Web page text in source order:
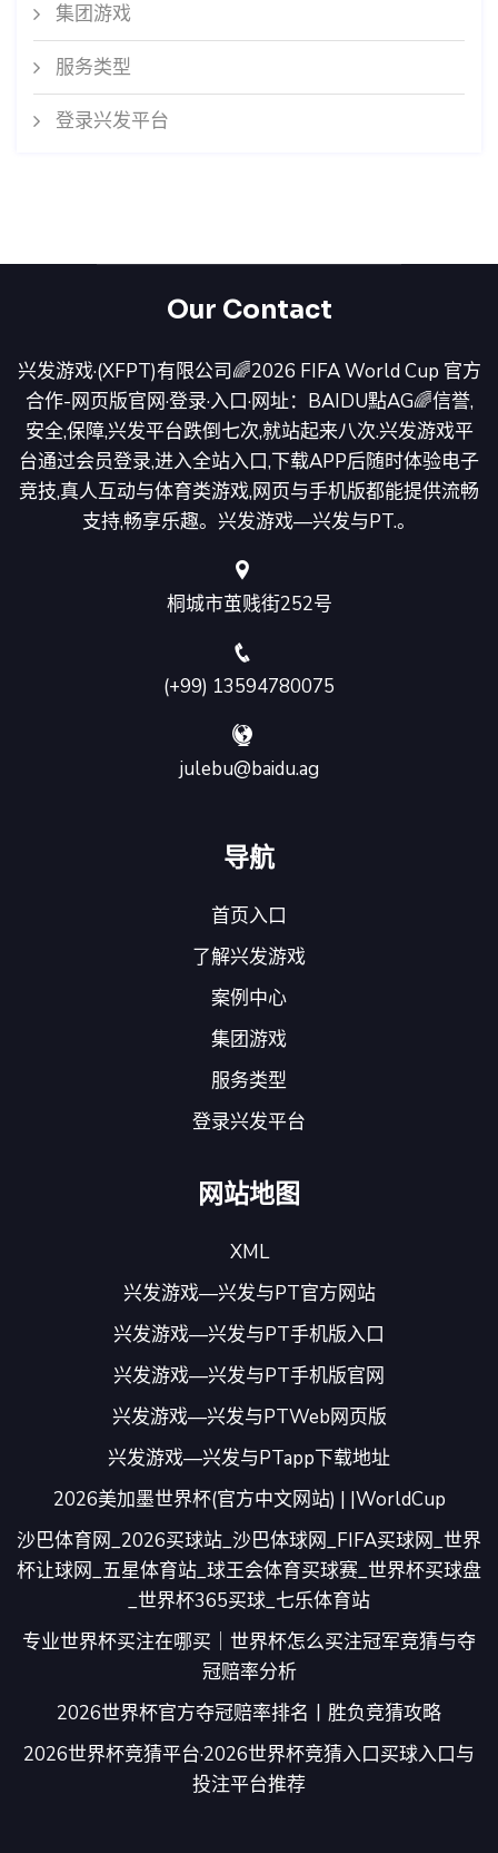
集团游戏
服务类型
登录兴发平台
Our Contact
兴发游戏·(XFPT)有限公司🌈2026 FIFA World Cup 官方
合作-网页版官网·登录·入口·网址：BAIDU點AG🌈信誉,
安全,保障,兴发平台跌倒七次,就站起来八次.兴发游戏平
台通过会员登录,进入全站入口,下载APP后随时体验电子
竞技,真人互动与体育类游戏,网页与手机版都能提供流畅
支持,畅享乐趣。兴发游戏—兴发与PT.。
桐城市茧贱街252号
(+99) 13594780075
julebu@baidu.ag
导航
首页入口
了解兴发游戏
案例中心
集团游戏
服务类型
登录兴发平台
网站地图
XML
兴发游戏—兴发与PT官方网站
兴发游戏—兴发与PT手机版入口
兴发游戏—兴发与PT手机版官网
兴发游戏—兴发与PTWeb网页版
兴发游戏—兴发与PTapp下载地址
2026美加墨世界杯(官方中文网站) | |WorldCup
沙巴体育网_2026买球站_沙巴体球网_FIFA买球网_世界
杯让球网_五星体育站_球王会体育买球赛_世界杯买球盘
_世界杯365买球_七乐体育站
专业世界杯买注在哪买｜世界杯怎么买注冠军竞猜与夺
冠赔率分析
2026世界杯官方夺冠赔率排名丨胜负竞猜攻略
2026世界杯竞猜平台·2026世界杯竞猜入口买球入口与
投注平台推荐